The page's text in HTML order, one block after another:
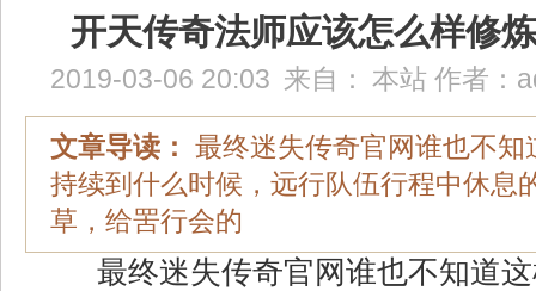
开天传奇法师应该怎么样修
2019-03-06 20:03 来自： 本站 作者：
文章导读： 最终迷失传奇官网谁也不知
持续到什么时候，远行队伍行程中休息
草，给罟行会的
最终迷失传奇官网谁也不知道